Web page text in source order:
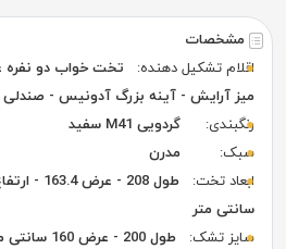
مشخصات
اقلام تشکیل دهنده:
میز آرایش - آینه بزرگ آدونیس - صندلی
رنگبندی:
گردویی M41 سفید
سبک:
مدرن
ابعاد تخت:
سانتی متر
سایز تشک:
طول 200 - عرض 160 سانتی متر (تخت فاقد تشک است)